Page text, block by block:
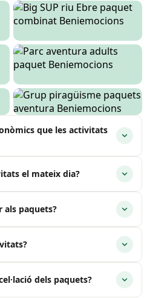
que les activitats
el mateix dia?
als paquets?
dels paquets?